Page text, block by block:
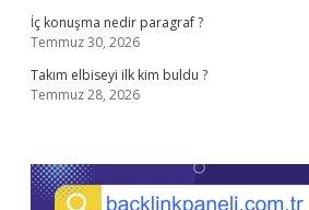
İç konuşma nedir paragraf ?
Temmuz 30, 2026
Takım elbiseyi ilk kim buldu ?
Temmuz 28, 2026